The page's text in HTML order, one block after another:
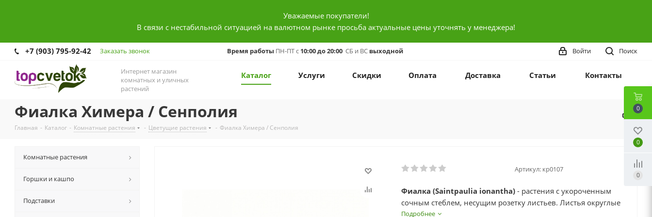
Уважаемые покупатели!
В связи с нестабильной ситуацией на валютном рынке просьба актуальные цены уточнять у менеджера!
+7 (903) 795-92-42 Заказать звонок Время работы ПН-ПТ с 10:00 до 20:00 СБ и ВС выходной Поиск
Войти
Интернет магазин
комнатных и уличных
растений
Каталог Услуги Скидки Оплата Доставка Статьи Контакты
Фиалка Химера / Сенполия
Главная - Каталог - Комнатные растения - Цветущие растения - Фиалка Химера / Сенполия
Артикул: кр0107
Фиалка (Saintpaulia ionantha) - растения с укороченным
сочным стеблем, несущим розетку листьев. Листья округлые
, темно-зеленые, длиной до 8 см.,черешковые. Цветки
Подробнее
Комнатные растения
Горшки и кашпо
Подставки
0
0
0